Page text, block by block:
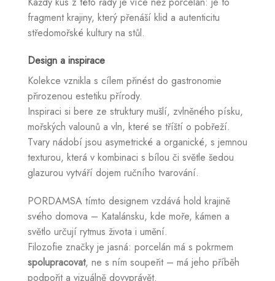
fragment krajiny, který přenáší klid a autenticitu
středomořské kultury na stůl.
Design a inspirace
Kolekce vznikla s cílem přinést do gastronomie
přirozenou estetiku přírody.
Inspiraci si bere ze struktury mušlí, zvlněného písku,
mořských valounů a vln, které se tříští o pobřeží.
Tvary nádobí jsou asymetrické a organické, s jemnou
texturou, která v kombinaci s bílou či světle šedou
glazurou vytváří dojem ručního tvarování.
PORDAMSA tímto designem vzdává hold krajině
svého domova – Katalánsku, kde moře, kámen a
světlo určují rytmus života i umění.
Filozofie značky je jasná: porcelán má s pokrmem
spolupracovat, ne s ním soupeřit – má jeho příběh
podpořit a vizuálně dovyprávět.